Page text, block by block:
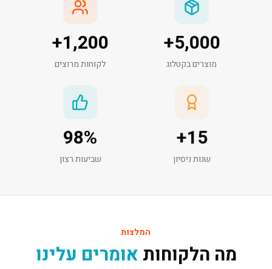
5,000
+
מוצרים בקטלוג
1,200
+
לקוחות מרוצים
15
+
שנות ניסיון
98%
שביעות רצון
המלצות
מה הלקוחות אומרים עלינו